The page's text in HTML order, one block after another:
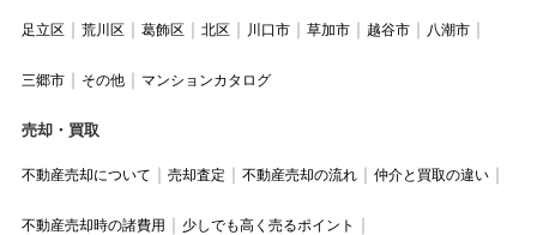
足立区 荒川区 葛飾区 北区 川口市 草加市 越谷市 八潮市
三郷市 その他 マンションカタログ
売却・買取
不動産売却について 売却査定 不動産売却の流れ 仲介と買取の違い
不動産売却時の諸費用 少しでも高く売るポイント